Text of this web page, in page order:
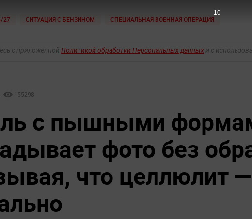
27 СИТУАЦИЯ С БЕНЗИНОМ СПЕЦИАЛЬНАЯ ВОЕННАЯ ОПЕРАЦИЯ
с приложенной Политикой обработки Персональных данных и с
155298
с пышными
фото без
что целлюлит
8